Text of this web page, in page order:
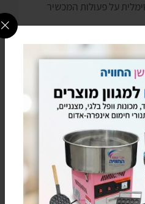
אוויר
יוניזטור
(Air ioniser)
נושמים בטוח לנשימה
רעים, אבק, אלרגנים
ועוד.
אוויר הכוללים יוניזטור